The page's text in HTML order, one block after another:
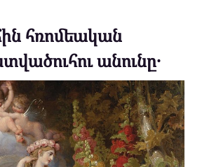
հռոմեական
անունը․